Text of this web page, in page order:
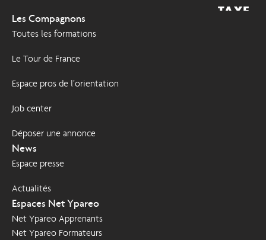
Les Compagnons
Toutes les formations
Le Tour de France
Espace pros de l’orientation
Job center
Déposer une annonce
News
Espace presse
Actualités
Espaces Net Ypareo
Net Ypareo Apprenants
Net Ypareo Formateurs
TAXE